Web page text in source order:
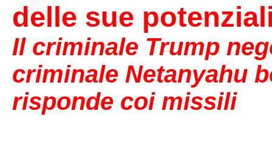
delle sue
Il criminale Trump
criminale Netanyahu
risponde coi missili